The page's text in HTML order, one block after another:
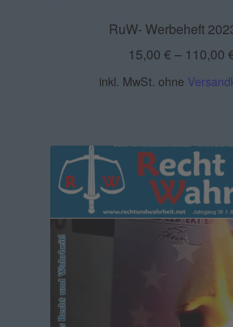
RuW- Werbeheft
15,00 €– 110,00
inkl. MwSt. ohne